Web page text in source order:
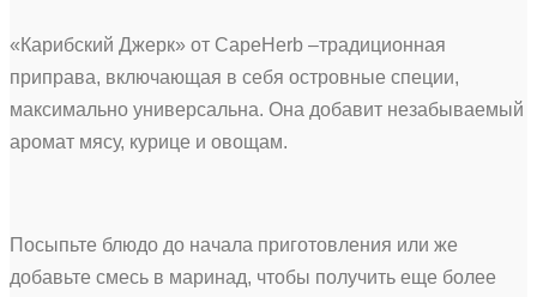
«Карибский Джерк» от CapeHerb –традиционная
приправа, включающая в себя островные специи,
максимально универсальна. Она добавит незабываемый
аромат мясу, курице и овощам.
Посыпьте блюдо до начала приготовления или же
добавьте смесь в маринад, чтобы получить еще более